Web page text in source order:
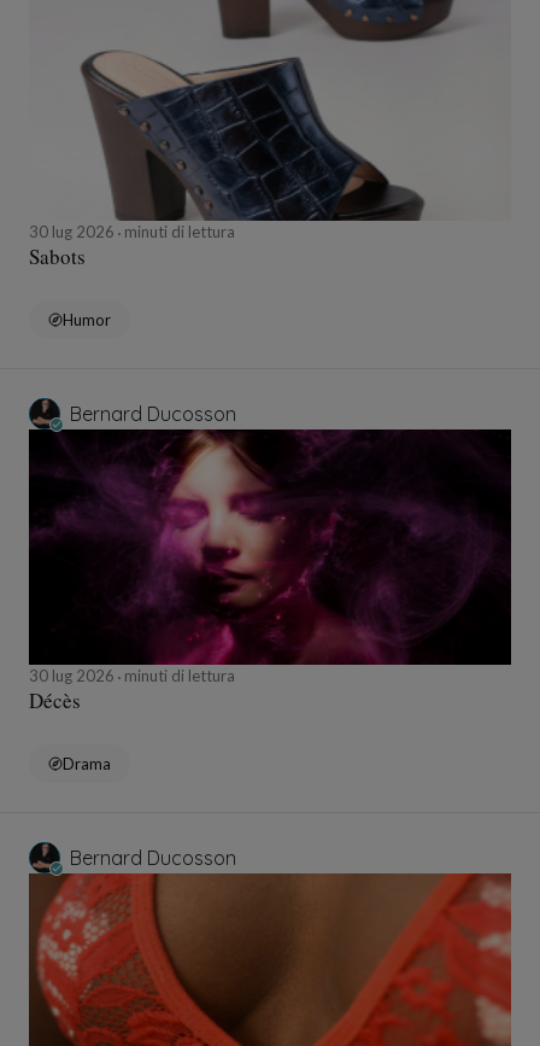
30 lug 2026 minuti di lettura
Sabots
Humor
Bernard Ducosson
30 lug 2026 minuti di lettura
Décès
Drama
Bernard Ducosson